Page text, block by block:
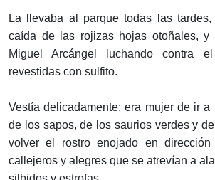
La llevaba al parque todas las
caída de las rojizas hojas otoñales, y
Miguel Arcángel luchando contra
revestidas con sulfito.
Vestía delicadamente; era mujer de ir a
de los sapos, de los saurios verdes y
volver el rostro enojado en
callejeros y alegres que se atrevían a